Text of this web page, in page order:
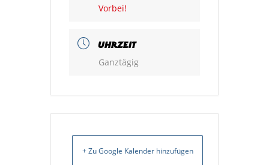
Vorbei!
UHRZEIT
Ganztägig
+ Zu Google Kalender hinzufügen